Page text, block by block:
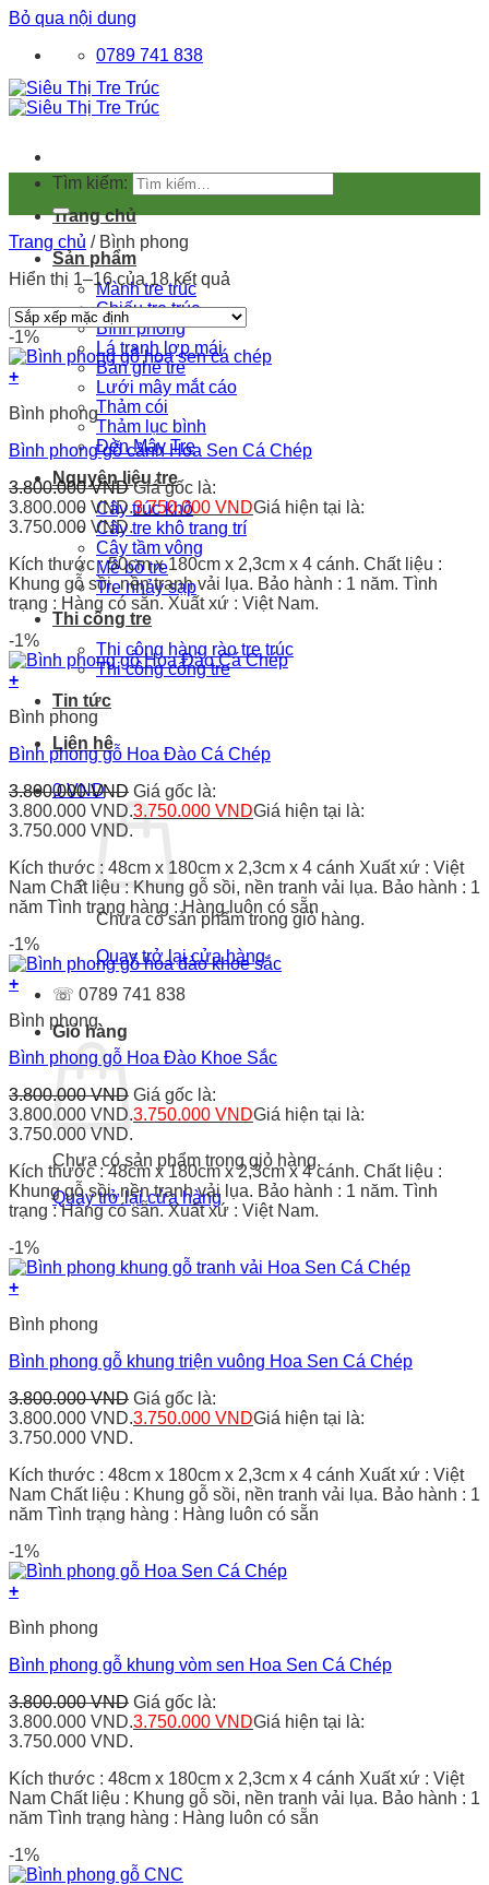
Bỏ qua nội dung
0789 741 838
Trang chủ
Sản phẩm
Mành tre trúc
Chiếu tre trúc
Bình phong
Lá tranh lợp mái
Bàn ghế tre
Lưới mây mắt cáo
Thảm cói
Thảm lục bình
Đèn Mây Tre
Nguyên liệu tre
Cây trúc khô
Cây tre khô trang trí
Cây tầm vông
Mê bồ tre
Tre nhảy sạp
Thi công tre
Thi công hàng rào tre trúc
Thi công cổng tre
Tin tức
Liên hệ
0VND
Chưa có sản phẩm trong giỏ hàng.
Quay trở lại cửa hàng
☏ 0789 741 838
Giỏ hàng
Chưa có sản phẩm trong giỏ hàng.
Quay trở lại cửa hàng
Tìm kiếm:
Trang chủ /Bình phong
Hiển thị 1–16 của 18 kết quả
-1%
+
Bình phong
Bình phong gỗ cảnh Hoa Sen Cá Chép
3.800.000VND Giá gốc là:
3.800.000 VND.3.750.000 VNDGiá hiện tại là:
3.750.000 VND.
Kích thước : 50cm x 180cm x 2,3cm x 4 cánh. Chất liệu :
Khung gỗ sồi, nền tranh vải lụa. Bảo hành : 1 năm. Tình
trạng : Hàng có sẵn. Xuất xứ : Việt Nam.
-1%
+
Bình phong
Bình phong gỗ Hoa Đào Cá Chép
3.800.000VND Giá gốc là:
3.800.000 VND.3.750.000 VNDGiá hiện tại là:
3.750.000 VND.
Kích thước : 48cm x 180cm x 2,3cm x 4 cánh Xuất xứ : Việt
Nam Chất liệu : Khung gỗ sồi, nền tranh vải lụa. Bảo hành : 1
năm Tình trạng hàng : Hàng luôn có sẵn
-1%
+
Bình phong
Bình phong gỗ Hoa Đào Khoe Sắc
3.800.000VND Giá gốc là:
3.800.000 VND.3.750.000 VNDGiá hiện tại là:
3.750.000 VND.
Kích thước : 48cm x 180cm x 2,3cm x 4 cánh. Chất liệu :
Khung gỗ sồi, nền tranh vải lụa. Bảo hành : 1 năm. Tình
trạng : Hàng có sẵn. Xuất xứ : Việt Nam.
-1%
+
Bình phong
Bình phong gỗ khung triện vuông Hoa Sen Cá Chép
3.800.000VND Giá gốc là:
3.800.000 VND.3.750.000 VNDGiá hiện tại là:
3.750.000 VND.
Kích thước : 48cm x 180cm x 2,3cm x 4 cánh Xuất xứ : Việt
Nam Chất liệu : Khung gỗ sồi, nền tranh vải lụa. Bảo hành : 1
năm Tình trạng hàng : Hàng luôn có sẵn
-1%
+
Bình phong
Bình phong gỗ khung vòm sen Hoa Sen Cá Chép
3.800.000VND Giá gốc là:
3.800.000 VND.3.750.000 VNDGiá hiện tại là:
3.750.000 VND.
Kích thước : 48cm x 180cm x 2,3cm x 4 cánh Xuất xứ : Việt
Nam Chất liệu : Khung gỗ sồi, nền tranh vải lụa. Bảo hành : 1
năm Tình trạng hàng : Hàng luôn có sẵn
-1%